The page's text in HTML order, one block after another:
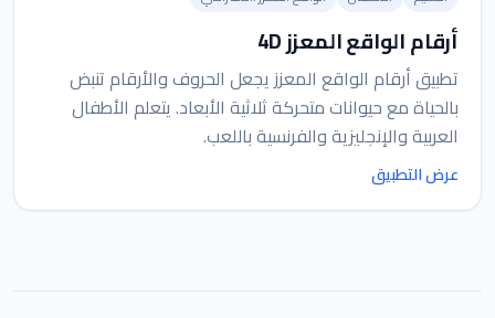
أرقام الواقع المعزز 4D
تطبيق أرقام الواقع المعزز يجعل الحروف والأرقام تنبض
بالحياة مع حيوانات متحركة ثلاثية الأبعاد. يتعلم الأطفال
العربية والإنجليزية والفرنسية باللعب.
عرض التطبيق